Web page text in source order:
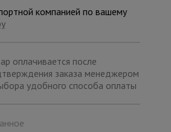
товаров
компанией по вашему
оплачивается после
заказа менеджером
удобного способа оплаты